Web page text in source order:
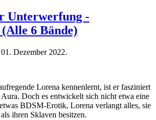
Unterwerfung -
6 Bände)
01. Dezember 2022.
Lorena kennenlernt, ist er fasziniert
Doch es entwickelt sich nicht etwa eine
BDSM-Erotik, Lorena verlangt alles, sie
ihren Sklaven besitzen.